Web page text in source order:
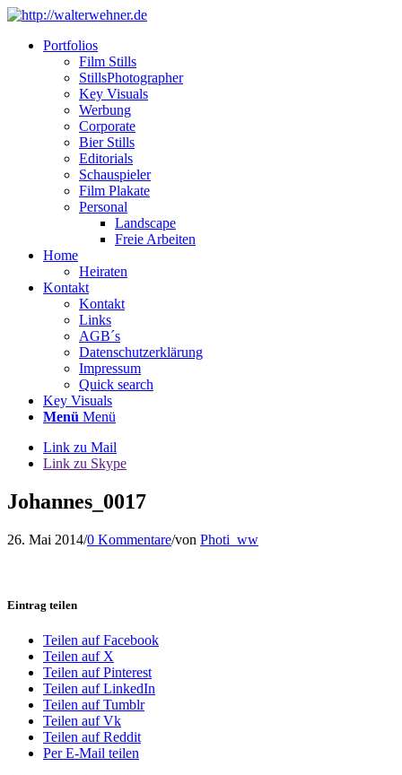
Portfolios
Film Stills
StillsPhotographer
Key Visuals
Werbung
Corporate
Bier Stills
Editorials
Schauspieler
Film Plakate
Personal
Landscape
Freie Arbeiten
Home
Heiraten
Kontakt
Kontakt
Links
AGB´s
Datenschutzerklärung
Impressum
Quick search
Key Visuals
Menü Menü
Link zu Mail
Link zu Skype
Johannes_0017
26. Mai 2014/0 Kommentare/von Photi_ww
Eintrag teilen
Teilen auf Facebook
Teilen auf X
Teilen auf Pinterest
Teilen auf LinkedIn
Teilen auf Tumblr
Teilen auf Vk
Teilen auf Reddit
Per E-Mail teilen